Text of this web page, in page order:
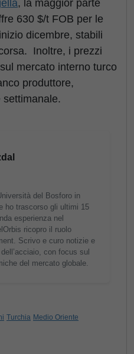
, la maggior parte
630 $/t FOB per le
dicembre, stabili
Inoltre, i prezzi
sul mercato interno turco
produttore,
settimanale.
del Bosforo in
ho trascorso gli ultimi 15
esperienza nel
ricopro il ruolo
Scrivo e curo notizie e
con focus sul
del mercato globale.
Turchia Medio Oriente